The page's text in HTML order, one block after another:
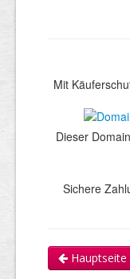
Mit
Dieser
Sichere
Hauptseite